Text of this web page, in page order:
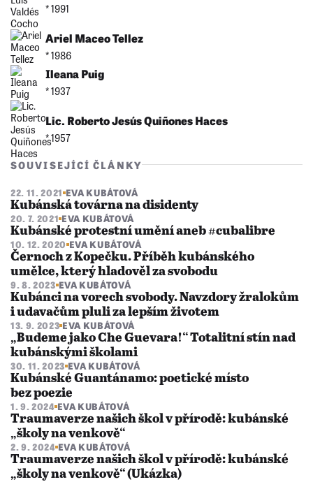
* 1991
Ariel Maceo Tellez
* 1986
Ileana Puig
* 1937
Lic. Roberto Jesús Quiñones Haces
* 1957
SOUVISEJÍCÍ ČLÁNKY
22. 11. 2021 EVA KUBÁTOVÁ
Kubánská továrna na disidenty
20. 7. 2021 EVA KUBÁTOVÁ
Kubánské protestní umění aneb #cubalibre
10. 12. 2020 EVA KUBÁTOVÁ
Černoch z Kopečku. Příběh kubánského
umělce, který hladověl za svobodu
9. 8. 2023 EVA KUBÁTOVÁ
Kubánci na vorech svobody. Navzdory žralokům
i udavačům pluli za lepším životem
13. 9. 2023 EVA KUBÁTOVÁ
„Budeme jako Che Guevara!“ Totalitní stín nad
kubánskými školami
30. 11. 2023 EVA KUBÁTOVÁ
Kubánské Guantánamo: poetické místo
bez poezie
1. 9. 2024 EVA KUBÁTOVÁ
Traumaverze našich škol v přírodě: kubánské
„školy na venkově“
2. 9. 2024 EVA KUBÁTOVÁ
Traumaverze našich škol v přírodě: kubánské
„školy na venkově“ (Ukázka)